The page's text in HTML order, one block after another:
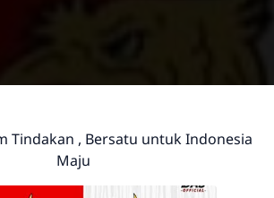
Tindakan , Bersatu untuk Indonesia
Maju